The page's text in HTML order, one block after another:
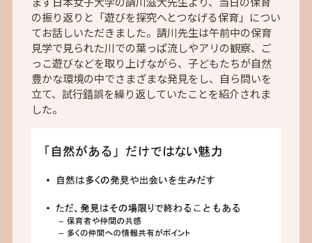
の振り返りと「遊びを探究へとつなげる保育」につい
てお話しいただきました。請川先生は午前中の保育
見学で見られた川での葉っぱ流しやアリの観察、ご
っこ遊びなどを取り上げながら、子どもたちが自然
豊かな環境の中でさまざまな発見をし、自ら問いを
立て、試行錯誤を繰り返していたことを紹介されま
した。